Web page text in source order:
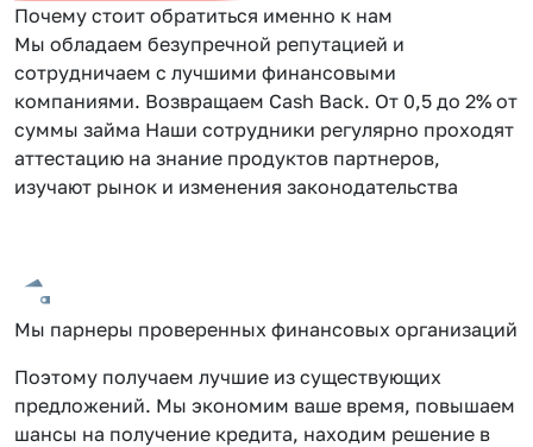
Почему стоит обратиться именно к нам
Мы обладаем безупречной репутацией и
сотрудничаем с лучшими финансовыми
компаниями. Возвращаем Сash Back. От 0,5 до 2% от
суммы займа Наши сотрудники регулярно проходят
аттестацию на знание продуктов партнеров,
изучают рынок и изменения законодательства
Мы парнеры проверенных финансовых организаций
Поэтому получаем лучшие из существующих
предложений. Мы экономим ваше время, повышаем
шансы на получение кредита, находим решение в